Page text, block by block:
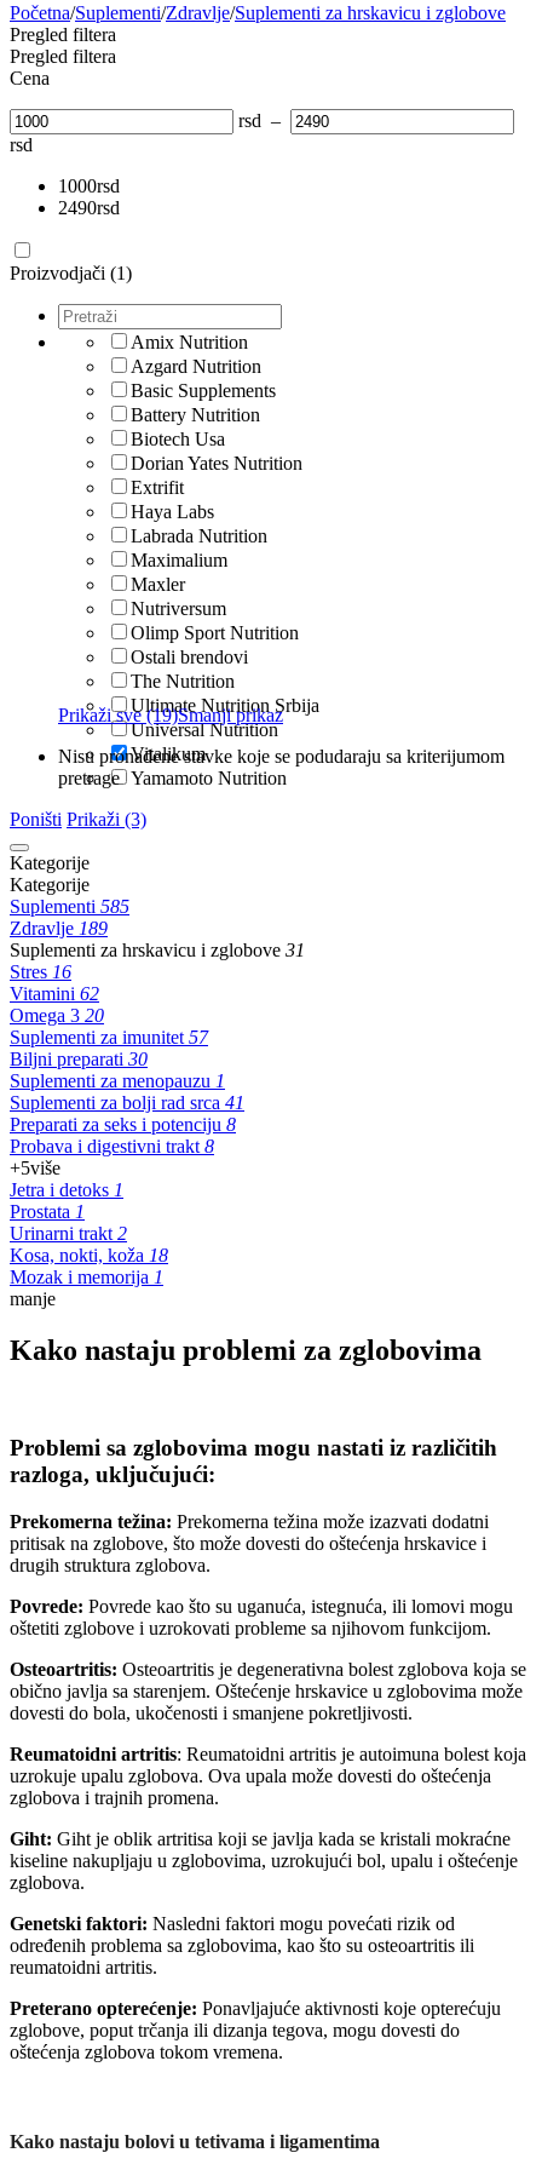
Početna/Suplementi/Zdravlje/Suplementi za hrskavicu i zglobove
Pregled filtera
Pregled filtera
Cena
rsd –
rsd
1000rsd
2490rsd
Proizvodjači (1)
Amix Nutrition
Azgard Nutrition
Basic Supplements
Battery Nutrition
Biotech Usa
Dorian Yates Nutrition
Extrifit
Haya Labs
Labrada Nutrition
Maximalium
Maxler
Nutriversum
Olimp Sport Nutrition
Ostali brendovi
The Nutrition
Ultimate Nutrition Srbija
Universal Nutrition
Vitalikum
Yamamoto Nutrition
Prikaži sve (19)Smanji prikaz
Nisu pronađene stavke koje se podudaraju sa kriterijumom
pretrage
Poništi Prikaži (3)
Kategorije
Kategorije
Suplementi 585
Zdravlje 189
Suplementi za hrskavicu i zglobove 31
Stres 16
Vitamini 62
Omega 3 20
Suplementi za imunitet 57
Biljni preparati 30
Suplementi za menopauzu 1
Suplementi za bolji rad srca 41
Preparati za seks i potenciju 8
Probava i digestivni trakt 8
+5više
Jetra i detoks 1
Prostata 1
Urinarni trakt 2
Kosa, nokti, koža 18
Mozak i memorija 1
manje
Kako nastaju problemi za zglobovima
Problemi sa zglobovima mogu nastati iz različitih
razloga, uključujući:
Prekomerna težina: Prekomerna težina može izazvati dodatni
pritisak na zglobove, što može dovesti do oštećenja hrskavice i
drugih struktura zglobova.
Povrede: Povrede kao što su uganuća, istegnuća, ili lomovi mogu
oštetiti zglobove i uzrokovati probleme sa njihovom funkcijom.
Osteoartritis: Osteoartritis je degenerativna bolest zglobova koja se
obično javlja sa starenjem. Oštećenje hrskavice u zglobovima može
dovesti do bola, ukočenosti i smanjene pokretljivosti.
Reumatoidni artritis: Reumatoidni artritis je autoimuna bolest koja
uzrokuje upalu zglobova. Ova upala može dovesti do oštećenja
zglobova i trajnih promena.
Giht: Giht je oblik artritisa koji se javlja kada se kristali mokraćne
kiseline nakupljaju u zglobovima, uzrokujući bol, upalu i oštećenje
zglobova.
Genetski faktori: Nasledni faktori mogu povećati rizik od
određenih problema sa zglobovima, kao što su osteoartritis ili
reumatoidni artritis.
Preterano opterećenje: Ponavljajuće aktivnosti koje opterećuju
zglobove, poput trčanja ili dizanja tegova, mogu dovesti do
oštećenja zglobova tokom vremena.
Kako nastaju bolovi u tetivama i ligamentima